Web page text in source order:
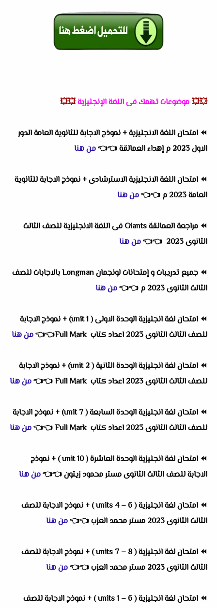
💥💥 موضوعات تهمك فى اللغة الإنجليزية💥💥
⏪ امتحان اللغة الانجليزية + نموذج الاجابة للثانوية العامة الدور
الاول 2023 م إهداء العمالقة
👈
👈من هنا
⏪ امتحان اللغة الانجليزية الاسترشادى + نموذج الاجابة للثانوية
العامة 2023 م
👈
👈من هنا
⏪
مراجعة العمالقة Giants فى اللغة الانجليزية للصف الثالث
الثانوى 2023
👈
👈من هنا
⏪
جميع تدريبات و إمتحانات لونجمان Longman بالاجابات للصف
الثالث الثانوى 2023 م
👈
👈من هنا
⏪
امتحان لغة انجليزية الوحدة الاولى ( unit 1) + نموذج الاجابة
للصف الثالث الثانوى 2023 اعداد كتاب Full Mark👈
👈من هنا
⏪
امتحان لغة انجليزية الوحدة الثانية ( unit 2) + نموذج الاجابة
للصف الثالث الثانوى 2023 اعداد كتاب Full Mark
👈
👈من هنا
⏪
امتحان لغة انجليزية الوحدة السابعة ( unit 7) + نموذج الاجابة
للصف الثالث الثانوى 2023 اعداد كتاب Full Mark
👈
👈من هنا
⏪
امتحان لغة انجليزية الوحدة العاشرة ( unit 10 ) + نموذج
الاجابة للصف الثالث الثانوى مستر محمود زيتون👈
👈من هنا
⏪
امتحان لغة انجليزية ( units 4 – 6 ) + نموذج الاجابة للصف
الثالث الثانوى 2023 مستر محمد العزب
👈
👈من هنا
⏪
امتحان لغة انجليزية ( units 7 – 8 ) + نموذج الاجابة للصف
الثالث الثانوى 2023 مستر محمد العزب
👈
👈من هنا
⏪
امتحان لغة انجليزية ( units 1 – 6 ) + نموذج الاجابة للصف